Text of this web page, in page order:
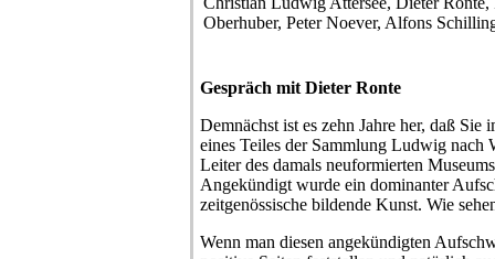
Oberhuber, Peter Noever, Alfons
Gespräch mit Dieter Ronte
Demnächst ist es zehn Jahre her, daß Sie
eines Teiles der Sammlung Ludwig nach
Leiter des damals neuformierten
Angekündigt wurde ein dominanter
zeitgenössische bildende Kunst. Wie
Wenn man diesen angekündigten